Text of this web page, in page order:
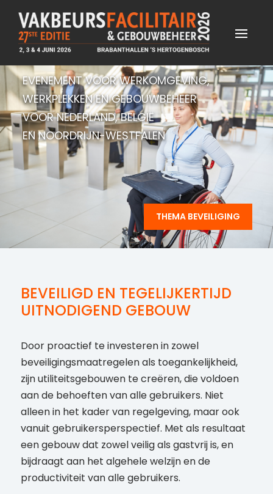
EVENEMENT VOOR WERKOMGEVING,
WERKPLEKKEN EN GEBOUWBEHEER
VOOR NEDERLAND, BELGIË
EN NOORDRIJN-WESTFALEN
THEMA BEVEILIGING
BEVEILIGD EN TEGELIJKERTIJD
UITNODIGEND GEBOUW
Door proactief te investeren in zowel
beveiligingsmaatregelen als toegankelijkheid,
zijn utiliteitsgebouwen te creëren, die voldoen
aan de behoeften van alle gebruikers. Niet
alleen in het kader van regelgeving, maar ook
vanuit gebruikersperspectief. Met als resultaat
een gebouw dat zowel veilig als gastvrij is, en
bijdraagt aan het algehele welzijn en de
productiviteit van alle gebruikers.